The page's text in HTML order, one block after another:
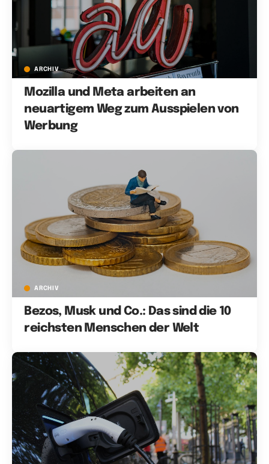
ARCHIV
Mozilla und Meta arbeiten an
neuartigem Weg zum Ausspielen von
Werbung
ARCHIV
Bezos, Musk und Co.: Das sind die 10
reichsten Menschen der Welt